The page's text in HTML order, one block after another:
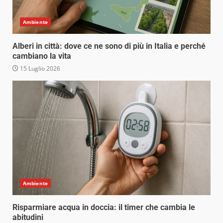
Ambiente
Alberi in città: dove ce ne sono di più in Italia e perché
cambiano la vita
15 Luglio 2026
Ambiente
Risparmiare acqua in doccia: il timer che cambia le
abitudini